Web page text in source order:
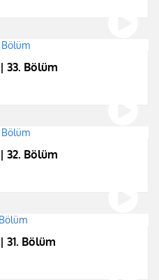
33. Bölüm
32. Bölüm
31. Bölüm